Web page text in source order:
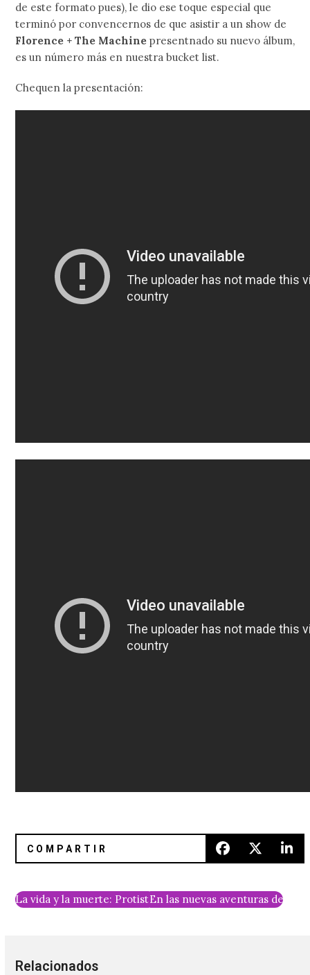
de este formato pues), le dio ese toque especial que
terminó por convencernos de que asistir a un show de
Florence + The Machine presentnado su nuevo álbum,
es un número más en nuestra bucket list.
Chequen la presentación:
La vida y la muerte: Protistas presenta su nuevo vídeo
En las nuevas aventuras de
Relacionados